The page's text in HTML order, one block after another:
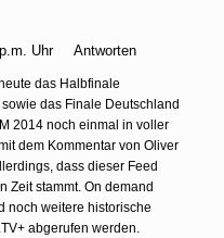
Uhr Antworten
das Halbfinale
das Finale Deutschland
2014 noch einmal in voller
dem Kommentar von Oliver
dass dieser Feed
Zeit stammt. On demand
noch weitere historische
abgerufen werden.